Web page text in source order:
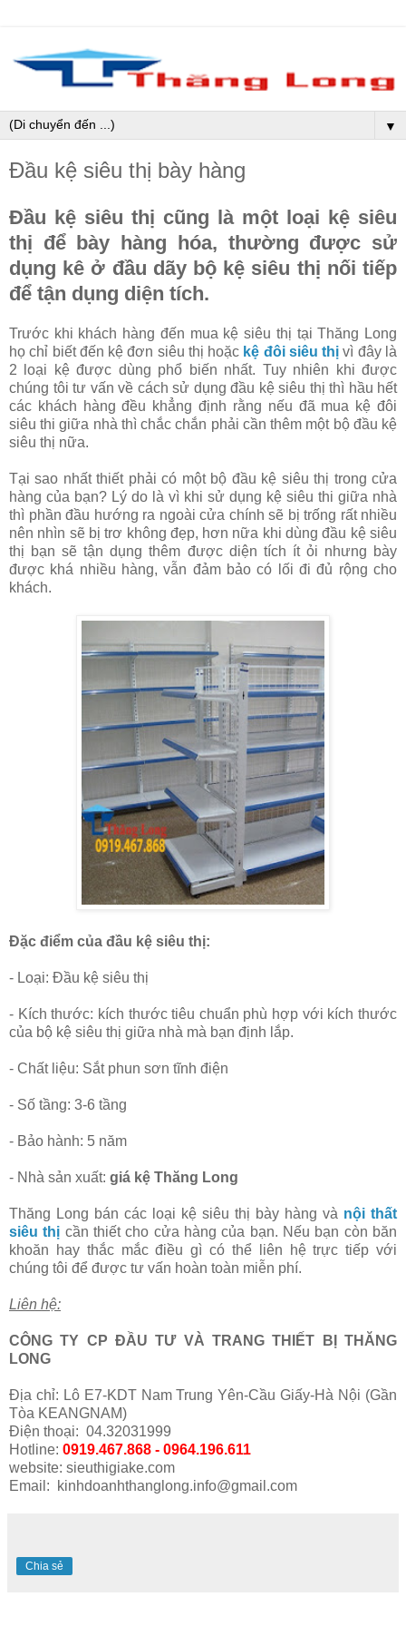
▼
Đầu kệ siêu thị bày hàng
Đầu kệ siêu thị cũng là một loại kệ siêu
thị để bày hàng hóa, thường được sử
dụng kê ở đầu dãy bộ kệ siêu thị nối tiếp
để tận dụng diện tích.
Trước khi khách hàng đến mua kệ siêu thị tại Thăng Long
họ chỉ biết đến kệ đơn siêu thị hoặc kệ đôi siêu thị vì đây là
2 loại kệ được dùng phổ biến nhất. Tuy nhiên khi được
chúng tôi tư vấn về cách sử dụng đầu kệ siêu thị thì hầu hết
các khách hàng đều khẳng định rằng nếu đã mua kệ đôi
siêu thi giữa nhà thì chắc chắn phải cần thêm một bộ đầu kệ
siêu thị nữa.
Tại sao nhất thiết phải có một bộ đầu kệ siêu thị trong cửa
hàng của bạn? Lý do là vì khi sử dụng kệ siêu thi giữa nhà
thì phần đầu hướng ra ngoài cửa chính sẽ bị trống rất nhiều
nên nhìn sẽ bị trơ không đẹp, hơn nữa khi dùng đầu kệ siêu
thị bạn sẽ tận dụng thêm được diện tích ít ỏi nhưng bày
được khá nhiều hàng, vẫn đảm bảo có lối đi đủ rộng cho
khách.
Đặc điểm của đầu kệ siêu thị:
- Loại: Đầu kệ siêu thị
- Kích thước: kích thước tiêu chuẩn phù hợp với kích thước
của bộ kệ siêu thị giữa nhà mà bạn định lắp.
- Chất liệu: Sắt phun sơn tĩnh điện
- Số tầng: 3-6 tầng
- Bảo hành: 5 năm
- Nhà sản xuất: giá kệ Thăng Long
Thăng Long bán các loại kệ siêu thị bày hàng và nội thất
siêu thị cần thiết cho cửa hàng của bạn. Nếu bạn còn băn
khoăn hay thắc mắc điều gì có thể liên hệ trực tiếp với
chúng tôi để được tư vấn hoàn toàn miễn phí.
Liên hệ:
CÔNG TY CP ĐẦU TƯ VÀ TRANG THIẾT BỊ THĂNG
LONG
Địa chỉ: Lô E7-KDT Nam Trung Yên-Cầu Giấy-Hà Nội (Gần
Tòa KEANGNAM)
Điện thoại: 04.32031999
Hotline: 0919.467.868 - 0964.196.611
website: sieuthigiake.com
Email: kinhdoanhthanglong.info@gmail.com
Chia sẻ